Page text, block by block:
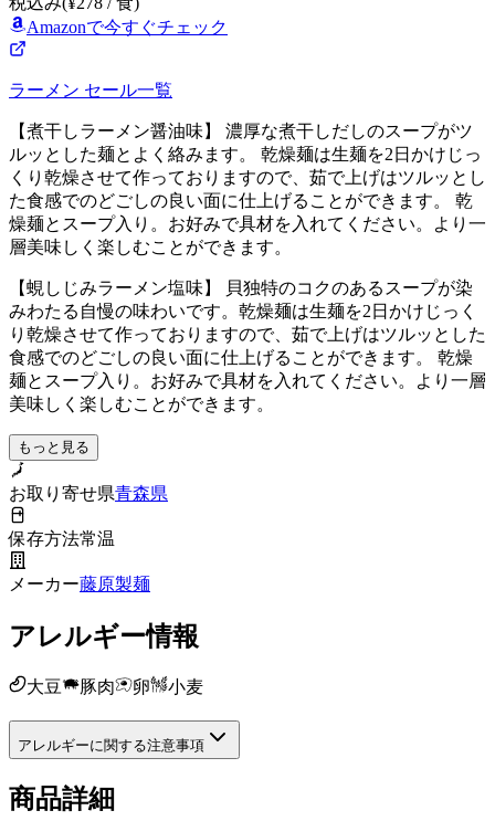
Amazonで今すぐチェック
ラーメン セール一覧
【煮干しラーメン醤油味】 濃厚な煮干しだしのスープがツ
ルッとした麺とよく絡みます。 乾燥麺は生麺を2日かけじっ
くり乾燥させて作っておりますので、茹で上げはツルッとし
た食感でのどごしの良い面に仕上げることができます。 乾
燥麺とスープ入り。お好みで具材を入れてください。より一
層美味しく楽しむことができます。
【蜆しじみラーメン塩味】 貝独特のコクのあるスープが染
みわたる自慢の味わいです。乾燥麺は生麺を2日かけじっく
り乾燥させて作っておりますので、茹で上げはツルッとした
食感でのどごしの良い面に仕上げることができます。 乾燥
麺とスープ入り。お好みで具材を入れてください。より一層
美味しく楽しむことができます。
もっと見る
お取り寄せ県青森県
保存方法常温
メーカー藤原製麺
アレルギー情報
大豆 豚肉 卵 小麦
アレルギーに関する注意事項
商品詳細